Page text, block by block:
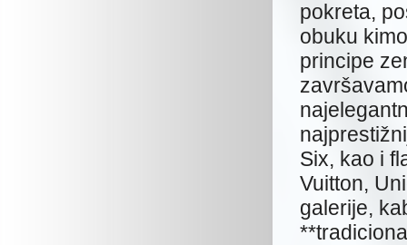
pokreta,
obuku
principe
Six, kao i
Vuitton,
galerije,